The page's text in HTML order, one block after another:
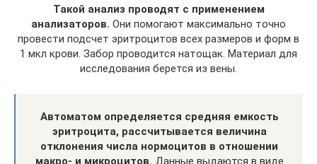
Такой анализ проводят с применением
анализаторов. Они помогают максимально точно
провести подсчет эритроцитов всех размеров и форм в
1 мкл крови. Забор проводится натощак. Материал для
исследования берется из вены.
Автоматом определяется средняя емкость
эритроцита, рассчитывается величина
отклонения числа нормоцитов в отношении
макро- и микроцитов. Данные выдаются в виде